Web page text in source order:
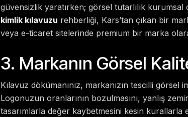
güvensizlik yaratırken; görsel tutarlılık
kimlik kılavuzu rehberliği, Kars’tan çıkan bir
veya e-ticaret sitelerinde premium bir marka
3. Markanın Görsel
Kılavuz dökümanınız, markanızın tescilli görsel
Logonuzun oranlarının bozulmasını, yanlış
tasarımlarla değer kaybetmesini kesin